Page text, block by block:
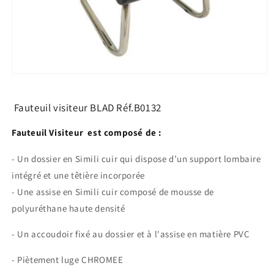
1
dans
fenêtre
Fauteuil visiteur BLAD Réf.B0132
Fauteuil Visiteur est composé de :
- Un dossier en Simili cuir qui dispose d’un support lombaire
intégré et une têtière incorporée
- Une assise en Simili cuir composé de mousse de
polyuréthane haute densité
- Un accoudoir fixé au dossier et à l'assise en matière PVC
- Piètement luge CHROMEE